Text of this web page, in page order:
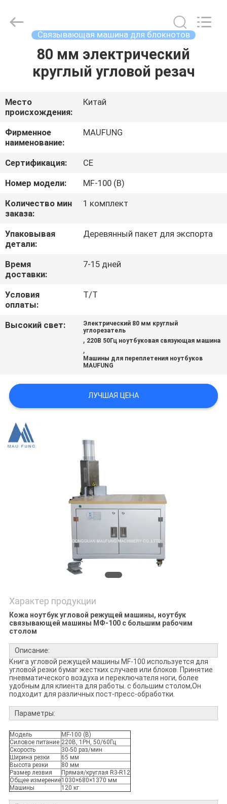
О
НАС
ЭКСКУРСИЯ
ПО
ЗАВОДУ
КОНТРОЛЬ
КАЧЕСТВА
СВЯЖИТЕСЬ
С
НАМИ
СЛУЧАИ
САЙТА
КОНФИДЕНЦИАЛЬНОСТИ
MACHINERY
CO.,LTD.
Связывающая машина для блокнотов
80 мм электрический
круглый угловой резач
Место
происхождения:
Китай
Фирменное
наименование:
MAUFUNG
Сертификация:
CE
Номер модели:
MF-100 (B)
Количество мин
заказа:
1 комплект
Упаковывая
детали:
Деревянный пакет для экспорта
Время
доставки:
7-15 дней
Условия
оплаты:
T/T
Высокий свет:
Электрический 80 мм круглый
углорезатель
, 220В 50Гц ноутбуковая связующая машина
,
Машины для переплетения ноутбуков
MAUFUNG
ЛУЧШАЯ ЦЕНА
Характер продукции
Кожа ноутбук угловой режущей машины, ноутбук
связывающей машины МФ-100 с большим рабочим
столом
Описание:
Книга угловой режущей машины MF-100 используется для
угловой резки бумаг жестких случаев или блоков. Принятие
пневматического воздуха и переключателя ноги, более
удобным для клиента для работы. с большим столом,Он
подходит для различных пост-пресс-обработки.
Параметры:
Модель
MF-100 (B)
Силовое питание 220В, 1PH, 50/60Гц
Скорость
30-50 раз/мин
Ширина резки
65 мм
Высота резки
80 мм
Размер лезвия
Прямая/круглая R3-R12
Общее измерение1030×680×1370 мм
Машины
120 кг